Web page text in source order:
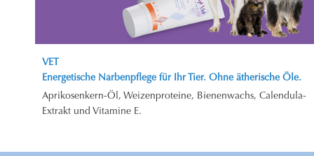
VET
Energetische Narbenpflege für Ihr Tier. Ohne ätherische Öle.
Aprikosenkern-Öl, Weizenproteine, Bienenwachs, Calendula-
Extrakt und Vitamine E.